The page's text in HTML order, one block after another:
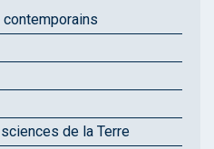
de la Terre